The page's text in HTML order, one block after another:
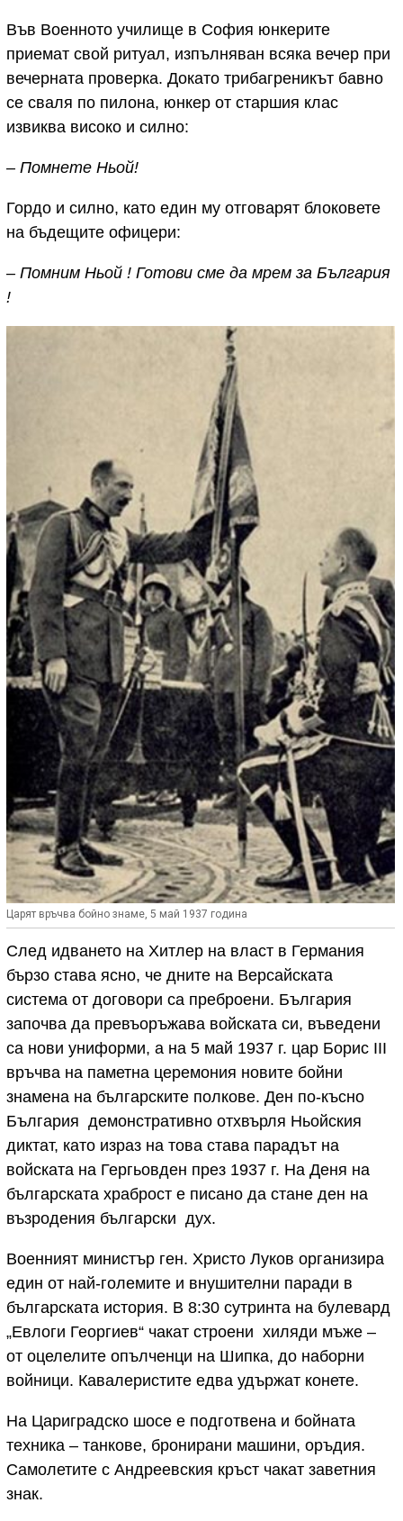
Във Военното училище в София юнкерите
приемат свой ритуал, изпълняван всяка вечер при
вечерната проверка. Докато трибагреникът бавно
се сваля по пилона, юнкер от старшия клас
извиква високо и силно:
– Помнете Ньой!
Гордо и силно, като един му отговарят блоковете
на бъдещите офицери:
– Помним Ньой ! Готови сме да мрем за България
!
Царят връчва бойно знаме, 5 май 1937 година
След идването на Хитлер на власт в Германия
бързо става ясно, че дните на Версайската
система от договори са преброени. България
започва да превъоръжава войската си, въведени
са нови униформи, а на 5 май 1937 г. цар Борис III
връчва на паметна церемония новите бойни
знамена на българските полкове. Ден по-късно
България демонстративно отхвърля Ньойския
диктат, като израз на това става парадът на
войската на Гергьовден през 1937 г. На Деня на
българската храброст е писано да стане ден на
възродения български дух.
Военният министър ген. Христо Луков организира
един от най-големите и внушителни паради в
българската история. В 8:30 сутринта на булевард
„Евлоги Георгиев“ чакат строени хиляди мъже –
от оцелелите опълченци на Шипка, до наборни
войници. Кавалеристите едва удържат конете.
На Цариградско шосе е подготвена и бойната
техника – танкове, бронирани машини, оръдия.
Самолетите с Андреевския кръст чакат заветния
знак.